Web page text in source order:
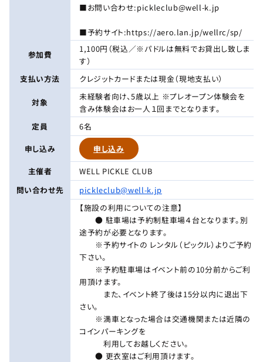
■お問い合わせ:pickleclub@well-k.jp
■予約サイト:https://aero.lan.jp/wellrc/sp/
参加費
1,100円（税込／※パドルは無料でお貸出し致しま
す）
支払い方法
クレジットカードまたは現金（現地支払い）
対象
未経験者向け、5歳以上 ※プレオープン体験会を
含み体験会はお一人１回までとなります。
定員
6名
申し込み
申し込み
主催者
WELL PICKLE CLUB
問い合わせ先
pickleclub@well-k.jp
【施設の利用についての注意】
● 駐車場は予約制駐車場４台となります。別
途予約が必要となります。
※予約サイトの レンタル（ピックル）よりご予約
下さい。
※予約駐車場はイベント前の10分前からご利
用頂けます。
また、イベント終了後は15分以内に退出下
さい。
※満車となった場合は交通機関または近隣の
コインパーキングを
利用してお越しください。
● 更衣室はご利用頂けます。